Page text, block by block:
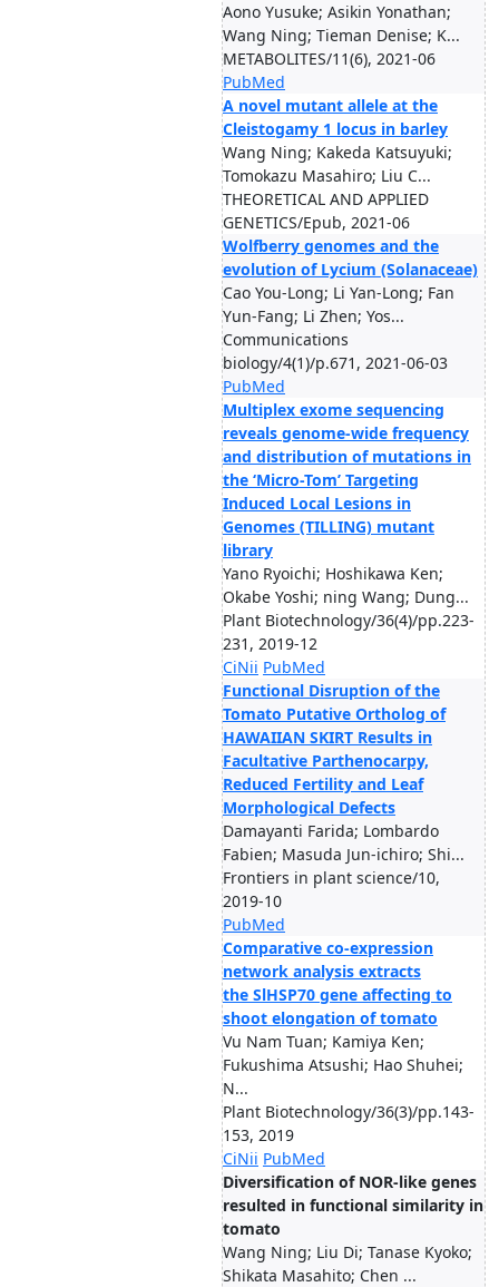
Aono Yusuke; Asikin Yonathan;
Wang Ning; Tieman Denise; K...
METABOLITES/11(6), 2021-06
PubMed
A novel mutant allele at the
Cleistogamy 1 locus in barley
Wang Ning; Kakeda Katsuyuki;
Tomokazu Masahiro; Liu C...
THEORETICAL AND APPLIED
GENETICS/Epub, 2021-06
Wolfberry genomes and the
evolution of Lycium (Solanaceae)
Cao You-Long; Li Yan-Long; Fan
Yun-Fang; Li Zhen; Yos...
Communications
biology/4(1)/p.671, 2021-06-03
PubMed
Multiplex exome sequencing
reveals genome-wide frequency
and distribution of mutations in
the ‘Micro-Tom’ Targeting
Induced Local Lesions in
Genomes (TILLING) mutant
library
Yano Ryoichi; Hoshikawa Ken;
Okabe Yoshi; ning Wang; Dung...
Plant Biotechnology/36(4)/pp.223-
231, 2019-12
CiNii PubMed
Functional Disruption of the
Tomato Putative Ortholog of
HAWAIIAN SKIRT Results in
Facultative Parthenocarpy,
Reduced Fertility and Leaf
Morphological Defects
Damayanti Farida; Lombardo
Fabien; Masuda Jun-ichiro; Shi...
Frontiers in plant science/10,
2019-10
PubMed
Comparative co-expression
network analysis extracts
the SlHSP70 gene affecting to
shoot elongation of tomato
Vu Nam Tuan; Kamiya Ken;
Fukushima Atsushi; Hao Shuhei;
N...
Plant Biotechnology/36(3)/pp.143-
153, 2019
CiNii PubMed
Diversification of NOR-like genes
resulted in functional similarity in
tomato
Wang Ning; Liu Di; Tanase Kyoko;
Shikata Masahito; Chen ...